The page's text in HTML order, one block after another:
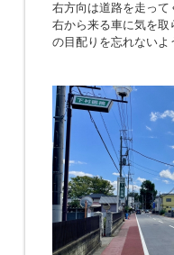
右方向は道路を走っ
右から来る車に気を
の目配りを忘れないよ